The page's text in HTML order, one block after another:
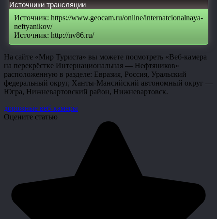
Источники трансляции
Источник: https://www.geocam.ru/online/internatcionalnaya-
neftyanikov/
Источник: http://nv86.ru/
На сайте «Мир Туриста» вы можете посмотреть «Веб-камера
на перекрёстке Интернациональная — Нефтяников»
расположенную в разделе: Евразия, Россия, Уральский
федеральный округ, Ханты-Мансийский автономный округ —
Югра, Нижневартовский район, Нижневартовск.
дорожные веб-камеры
Оцените статью